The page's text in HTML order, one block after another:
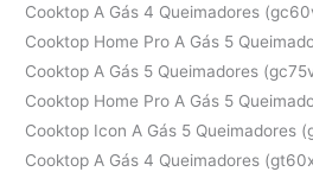
Cooktop A Gás 4 Queimadores
Cooktop Home Pro A Gás 5
Cooktop A Gás 5 Queimadores
Cooktop Home Pro A Gás 5
Cooktop Icon A Gás 5 Queimadores
Cooktop A Gás 4 Queimadores